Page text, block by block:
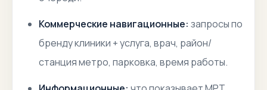
Коммерческие навигационные: запросы по
бренду клиники + услуга, врач, район/
станция метро, парковка, время работы.